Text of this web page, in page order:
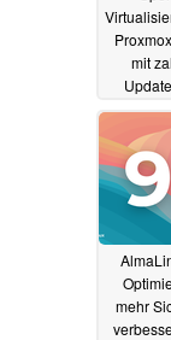
mit
mehr